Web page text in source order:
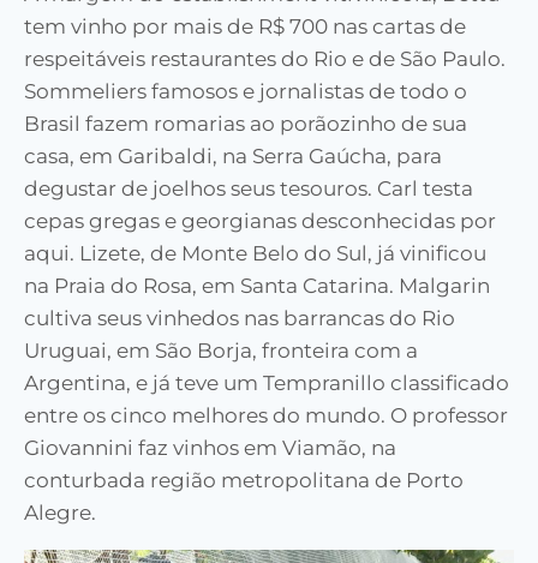
tem vinho por mais de R$ 700 nas cartas de
respeitáveis restaurantes do Rio e de São Paulo.
Sommeliers famosos e jornalistas de todo o
Brasil fazem romarias ao porãozinho de sua
casa, em Garibaldi, na Serra Gaúcha, para
degustar de joelhos seus tesouros. Carl testa
cepas gregas e georgianas desconhecidas por
aqui. Lizete, de Monte Belo do Sul, já vinificou
na Praia do Rosa, em Santa Catarina. Malgarin
cultiva seus vinhedos nas barrancas do Rio
Uruguai, em São Borja, fronteira com a
Argentina, e já teve um Tempranillo classificado
entre os cinco melhores do mundo. O professor
Giovannini faz vinhos em Viamão, na
conturbada região metropolitana de Porto
Alegre.